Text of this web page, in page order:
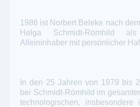
1986 ist Norbert Beleke nach
Helga Schmidt-Römhild als
Alleininhaber mit persönlicher
In den 25 Jahren von 1979 bis
bei Schmidt-Römhild im
technologischen, insbesondere